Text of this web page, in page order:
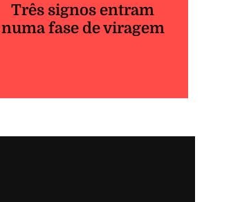
Três signos entram
numa fase de viragem